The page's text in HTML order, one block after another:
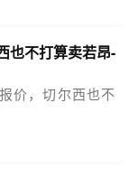
也不打算卖若昂-
价，切尔西也不